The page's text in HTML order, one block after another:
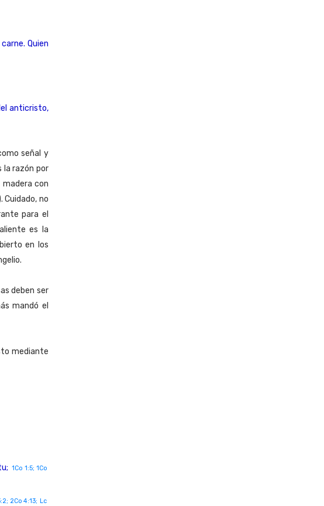
Quien
anticristo,
señal y
la razón por
madera con
Cuidado, no
para el
es la
en los
deben ser
mandó el
mediante
1Co 1:5; 1Co
2Co 4:13; Lc